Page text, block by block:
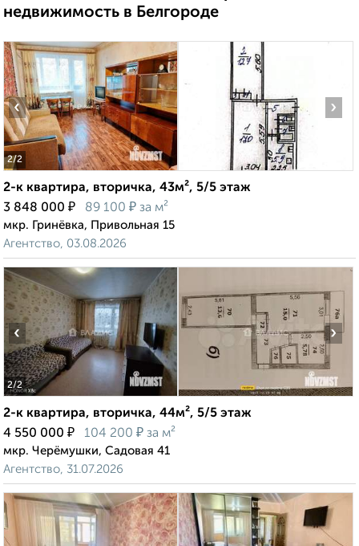
недвижимость в Белгороде
2/2
‹ ›
2-к квартира, вторичка, 43м², 5/5 этаж
3 848 000 ₽ 89 100 ₽ за м²
мкр. Гринёвка, Привольная 15
Агентство, 03.08.2026
2/2
‹ ›
2-к квартира, вторичка, 44м², 5/5 этаж
4 550 000 ₽ 104 200 ₽ за м²
мкр. Черёмушки, Садовая 41
Агентство, 31.07.2026